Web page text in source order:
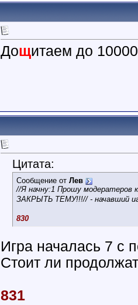
Дощитаем до
Цитата:
Сообщение от Лев
//Я начну:1 Прошу модератеров
ЗАКРЫТЬ ТЕМУ!!!// - начавший
830
Игра началась 7 с
Стоит ли
831